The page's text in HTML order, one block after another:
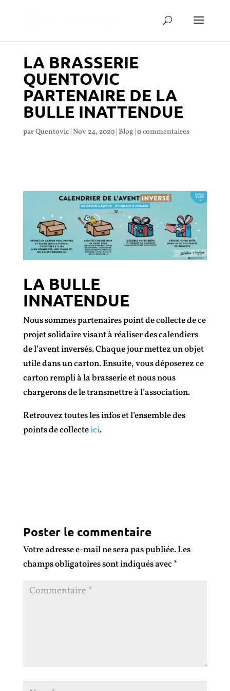
LA BRASSERIE
QUENTOVIC
PARTENAIRE DE LA
BULLE INATTENDUE
parQuentovic|Nov 24, 2020|Blog|0 commentaires
LA BULLE
INNATENDUE
Nous sommes partenaires point de collecte de ce
projet solidaire visant à réaliser des calendiers
de l’avent inversés. Chaque jour mettez un objet
utile dans un carton. Ensuite, vous déposerez ce
carton rempli à la brasserie et nous nous
chargerons de le transmettre à l’association.
Retrouvez toutes les infos et l’ensemble des
points de collecteici.
Poster le commentaire
Votre adresse e-mail ne sera pas publiée.Les
champs obligatoires sont indiqués avec *